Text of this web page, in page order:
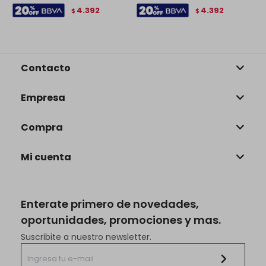
$ 4.392 $ 4.392
Enterate primero de novedades,
oportunidades, promociones y mas.
Suscribite a nuestro newsletter.
Contacto
Empresa
Compra
Mi cuenta